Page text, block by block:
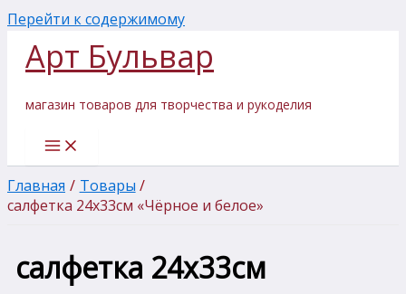
Перейти к содержимому
Арт Бульвар
магазин товаров для творчества и рукоделия
Главная
Товары
салфетка 24х33см «Чёрное и белое»
салфетка 24х33см